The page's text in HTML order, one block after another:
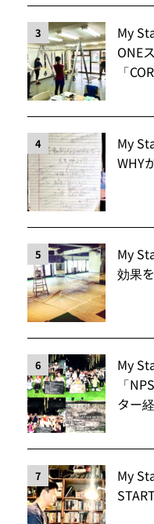
3
My
ONE
「
4
My
WHY
5
My
効果
6
My
「
ター
7
My